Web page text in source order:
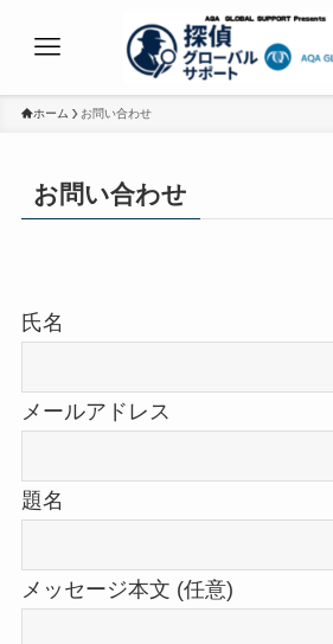
ホーム お問い合わせ
お問い合わせ
氏名
メールアドレス
題名
メッセージ本文 (任意)